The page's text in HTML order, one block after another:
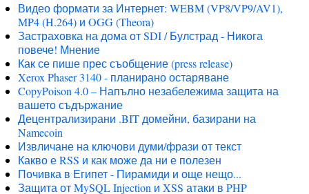
Видео формати за Интернет: WEBM (VP8/VP9/AV1),
MP4 (H.264) и OGG (Theora)
Застраховка на дома от SDI / Булстрад - Никога
повече! Мнение
Как се пише прес съобщение (press release)
Xerox Phaser 3140 - планирано остаряване
CopyPoison 4.0 – Напълно незабележима защита на
вашето съдържание
Децентрализирани .BIT домейни, базирани на
Namecoin
Извличане на ключови думи/фрази от текст
Какво е RSS и как може да ни е полезен
Почивка в Египет - Пирамиди и още нещо...
Защита от MySQL Injection и XSS атаки в PHP